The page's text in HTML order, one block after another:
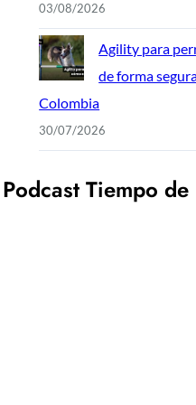
03/08/2026
Agility para
de forma
Colombia
30/07/2026
Podcast Tiempo de